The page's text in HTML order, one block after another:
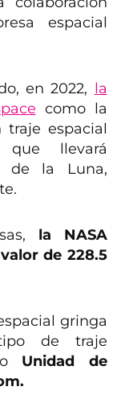
espacial
en 2022, la
como la
traje espacial
llevará
de la Luna,
la NASA
de 228.5
gringa
de traje
Unidad de